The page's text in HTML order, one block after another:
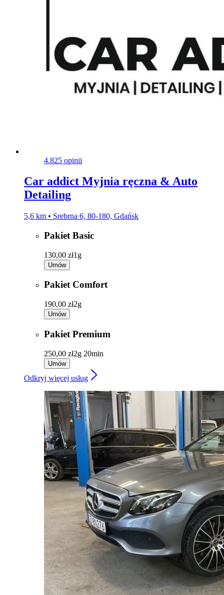
4.825 opinii
Car addict Myjnia ręczna & Auto
Detailing
5,6 km • Srebrna 6, 80-180, Gdańsk
Pakiet Basic
130,00 zł1g
Umów
Pakiet Comfort
190,00 zł2g
Umów
Pakiet Premium
250,00 zł2g 20min
Umów
Odkryj więcej usług